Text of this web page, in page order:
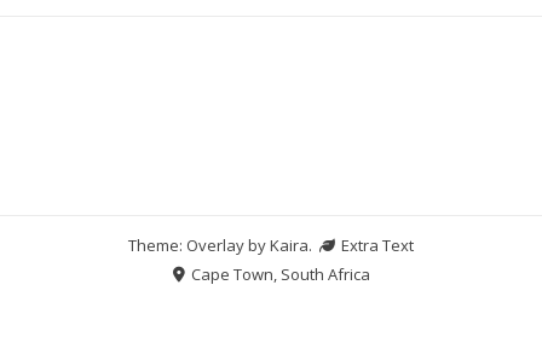
Theme: Overlay byKaira.
Extra Text
Cape Town, South Africa